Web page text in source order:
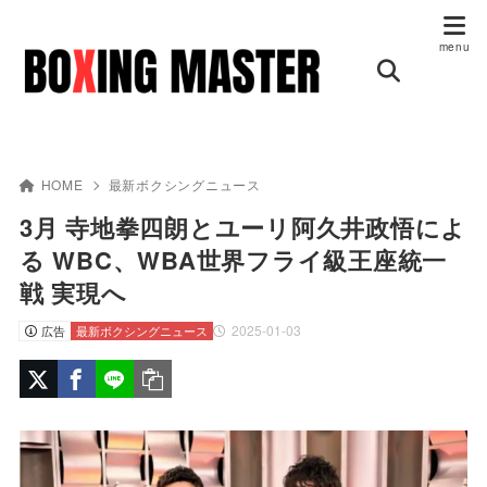
HOME 最新ボクシングニュース
3月 寺地拳四朗とユーリ阿久井政悟によ
る WBC、WBA世界フライ級王座統一
戦 実現へ
広告 2025-01-03
最新ボクシングニュース